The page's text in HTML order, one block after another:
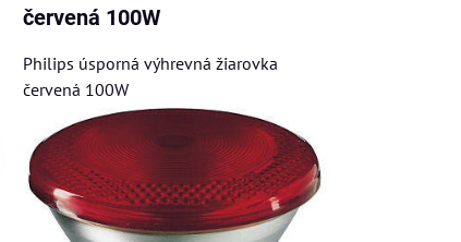
červená 100W
Philips úsporná výhrevná žiarovka
červená 100W